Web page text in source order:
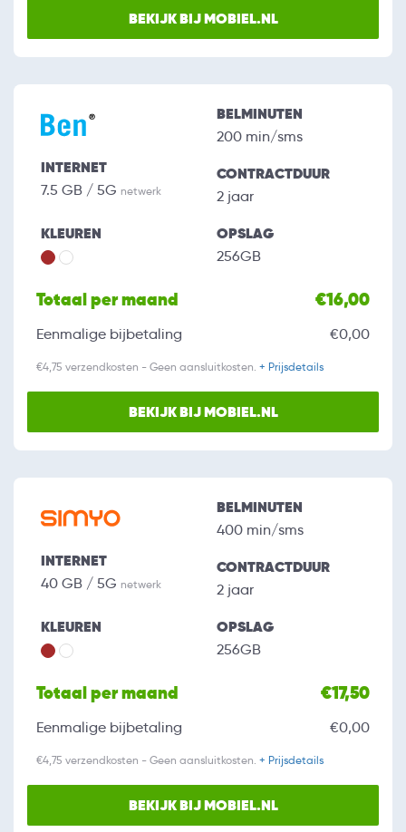
BEKIJK BIJ MOBIEL.NL
INTERNET
7.5 GB / 5G netwerk
BELMINUTEN
200 min/sms
CONTRACTDUUR
2 jaar
KLEUREN OPSLAG
256GB
Totaal per maand €16,00
Eenmalige bijbetaling €0,00
€4,75 verzendkosten - Geen aansluitkosten. + Prijsdetails
BEKIJK BIJ MOBIEL.NL
INTERNET
40 GB / 5G netwerk
BELMINUTEN
400 min/sms
CONTRACTDUUR
2 jaar
KLEUREN OPSLAG
256GB
Totaal per maand €17,50
Eenmalige bijbetaling €0,00
€4,75 verzendkosten - Geen aansluitkosten. + Prijsdetails
BEKIJK BIJ MOBIEL.NL